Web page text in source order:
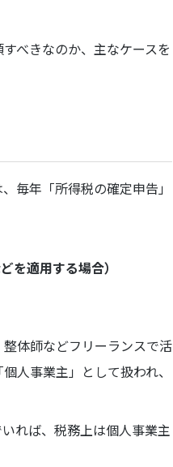
べきなのか、主なケースを
毎年「所得税の確定申告」
を適用する場合）
体師などフリーランスで活
人事業主」として扱われ、
れば、税務上は個人事業主